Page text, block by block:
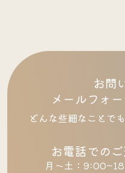
お問
メールフォ
どんな些細なことで
お電話での
月～土：